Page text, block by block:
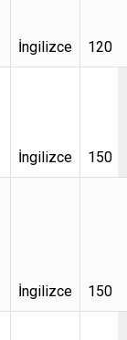
İngilizce 120
İngilizce 150
İngilizce 150